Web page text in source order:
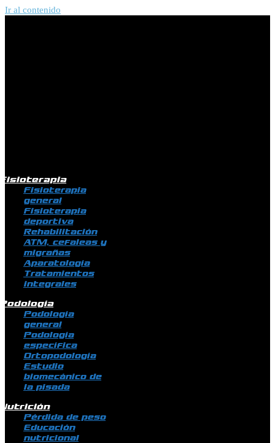
Ir al contenido
Fisioterapia
general
Fisioterapia
deportiva
Rehabilitación
ATM, cefaleas y
migrañas
Aparatología
Tratamientos
integrales
Podología
general
Podología
específica
Ortopodología
Estudio
biomecánico de
la pisada
Pérdida de peso
Educación
nutricional